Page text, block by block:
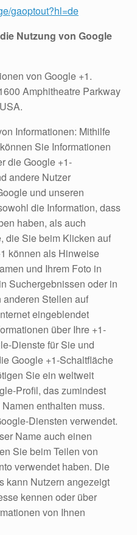
gaoptout?hl=de
Nutzung von Google
von Google +1.
Amphitheatre Parkway
Informationen: Mithilfe
Sie Informationen
die Google +1-
andere Nutzer
und unseren
die Information, dass
haben, als auch
die Sie beim Klicken auf
können als Hinweise
und Ihrem Foto in
Suchergebnissen oder in
anderen Stellen auf
eingeblendet
über Ihre +1-
Dienste für Sie und
Google +1-Schaltfläche
Sie ein weltweit
Profil, das zumindest
enthalten muss.
Diensten verwendet.
Name auch einen
Sie beim Teilen von
verwendet haben. Die
kann Nutzern angezeigt
kennen oder über
von Ihnen